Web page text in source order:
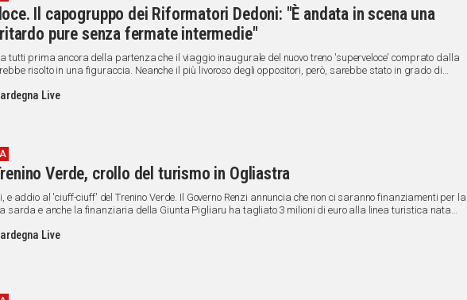
Il capogruppo dei Riformatori Dedoni: "È andata in scena una
pure senza fermate intermedie"
a tutti prima ancora della partenza che il viaggio inaugurale del nuovo treno 'superveloce' comprato dalla
risolto in una figuraccia. Neanche il più livoroso degli oppositori, però, sarebbe stato in grado di
farsa come quella andata in scena questa mattina".
Live
Verde, crollo del turismo in Ogliastra
del Trenino Verde. Il Governo Renzi annuncia che non ci saranno finanziamenti per la
sarda e anche la finanziaria della Giunta Pigliaru ha tagliato 3 milioni di euro alla linea turistica nata
Live